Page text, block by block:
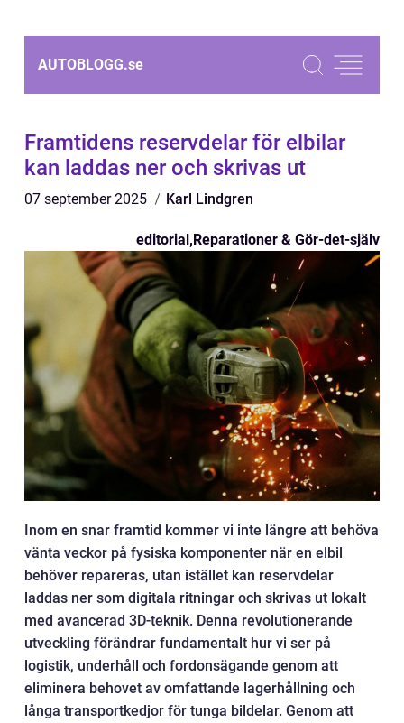
AUTOBLOGG.se
Framtidens reservdelar för elbilar
kan laddas ner och skrivas ut
07 september 2025 Karl Lindgren
editorial,Reparationer & Gör-det-själv
Inom en snar framtid kommer vi inte längre att behöva
vänta veckor på fysiska komponenter när en elbil
behöver repareras, utan istället kan reservdelar
laddas ner som digitala ritningar och skrivas ut lokalt
med avancerad 3D-teknik. Denna revolutionerande
utveckling förändrar fundamentalt hur vi ser på
logistik, underhåll och fordonsägande genom att
eliminera behovet av omfattande lagerhållning och
långa transportkedjor för tunga bildelar. Genom att